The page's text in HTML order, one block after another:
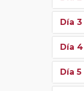
Día 3
Día 4
Día 5